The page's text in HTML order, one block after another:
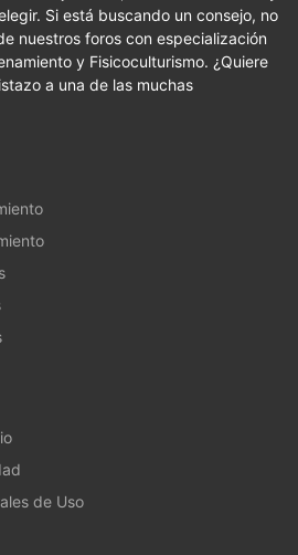
Si está buscando un consejo, no
nuestros foros con especialización
y Fisicoculturismo. ¿Quiere
a una de las muchas
de Uso